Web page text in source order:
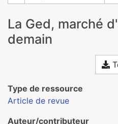
La Ged, marché
demain
Type de ressource
Article de revue
Auteur/contributeur